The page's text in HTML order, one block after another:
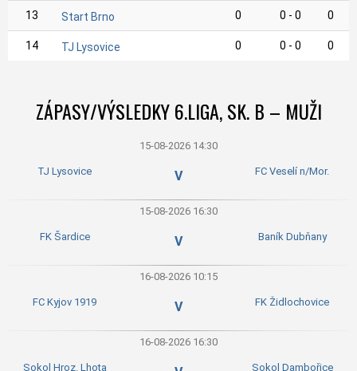
13 Start Brno 0 0 - 0 0
14 TJ Lysovice 0 0 - 0 0
ZÁPASY/VÝSLEDKY 6.LIGA, SK. B – MUŽI
15-08-2026 14:30
TJ Lysovice V FC Veselí n/Mor.
15-08-2026 16:30
FK Šardice V Baník Dubňany
16-08-2026 10:15
FC Kyjov 1919 V FK Židlochovice
16-08-2026 16:30
Sokol Hroz. Lhota Sokol Dambořice